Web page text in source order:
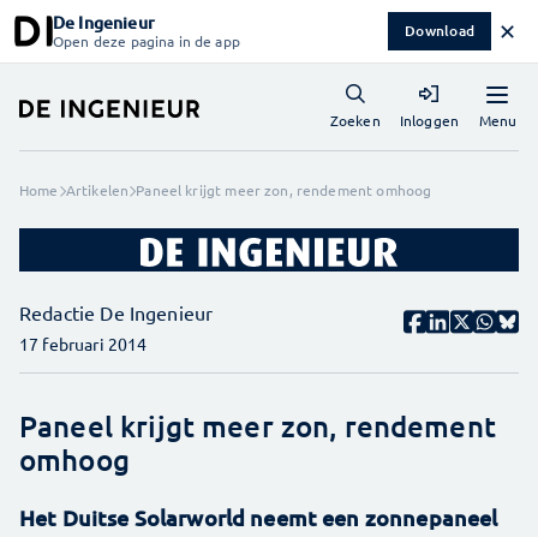
De Ingenieur
Open deze pagina in de app Download ✕
Menu
Zoeken Inloggen
Home Artikelen Paneel krijgt meer zon, rendement omhoog
Redactie De Ingenieur
17 februari 2014
Paneel krijgt meer zon, rendement
omhoog
Het Duitse Solarworld neemt een zonnepaneel